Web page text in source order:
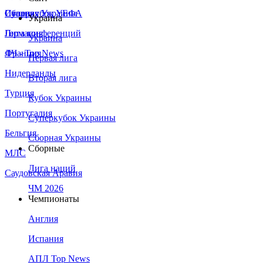
Сборная Украины
Италия
Германия
Франция
Нидерланды
Турция
Португалия
Бельгия
МЛС
Саудовская Аравия
Суперкубок УЕФА
Лига конференций
ЛЧ - Top News
Украина
Украина
Первая лига
Вторая лига
Кубок Украины
Суперкубок Украины
Сборная Украины
Сборные
Лига наций
ЧМ 2026
Чемпионаты
Англия
Испания
АПЛ Top News